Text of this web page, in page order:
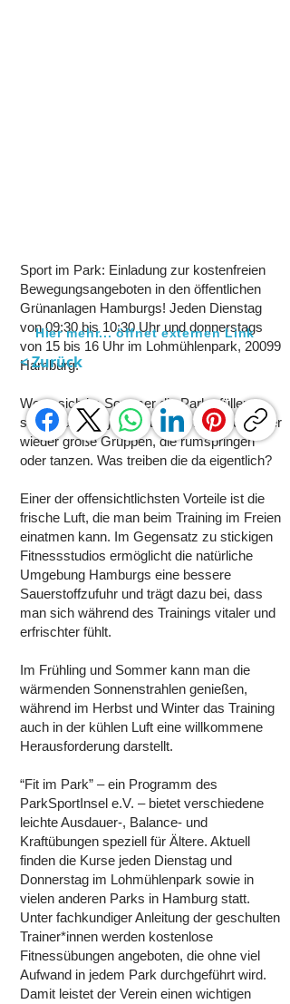
Sport im Park: Einladung zur kostenfreien
Bewegungsangeboten in den öffentlichen
Grünanlagen Hamburgs! Jeden Dienstag
von 09:30 bis 10:30 Uhr und donnerstags
von 15 bis 16 Uhr im Lohmühlenpark, 20099
Hamburg.
Wenn sich im Sommer die Parks füllen,
sieht man Jogger, Spaziergänger und immer
wieder große Gruppen, die rumspringen
oder tanzen. Was treiben die da eigentlich?
Einer der offensichtlichsten Vorteile ist die
frische Luft, die man beim Training im Freien
einatmen kann. Im Gegensatz zu stickigen
Fitnessstudios ermöglicht die natürliche
Umgebung Hamburgs eine bessere
Sauerstoffzufuhr und trägt dazu bei, dass
man sich während des Trainings vitaler und
erfrischter fühlt.
Im Frühling und Sommer kann man die
wärmenden Sonnenstrahlen genießen,
während im Herbst und Winter das Training
auch in der kühlen Luft eine willkommene
Herausforderung darstellt.
“Fit im Park” – ein Programm des
ParkSportInsel e.V. – bietet verschiedene
leichte Ausdauer-, Balance- und
Kraftübungen speziell für Ältere. Aktuell
finden die Kurse jeden Dienstag und
Donnerstag im Lohmühlenpark sowie in
vielen anderen Parks in Hamburg statt.
Unter fachkundiger Anleitung der geschulten
Trainer*innen werden kostenlose
Fitnessübungen angeboten, die ohne viel
Aufwand in jedem Park durchgeführt wird.
Damit leistet der Verein einen wichtigen
Hier mehr... öffnet externen Link
< Zurück